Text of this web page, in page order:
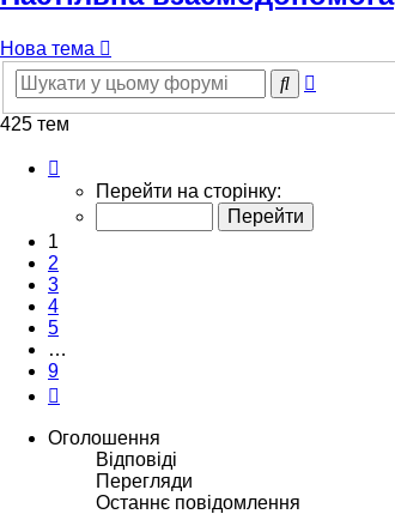
Нова тема
Пошук
425 тем
Перейти на сторінку:
1
2
3
4
5
…
9
Оголошення
Відповіді
Перегляди
Останнє повідомлення